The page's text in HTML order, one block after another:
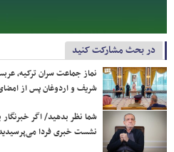
در بحث مشارکت کنید
نماز جماعت سران ترکیه،
شریف و اردوغان پس از
شما نظر بدهید/ اگر
نشست خبری فردا